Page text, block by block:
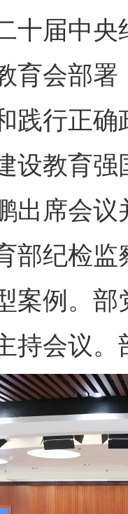
十届中
育会部
践行正
设教育
出席会
部纪检
案例。
持会议